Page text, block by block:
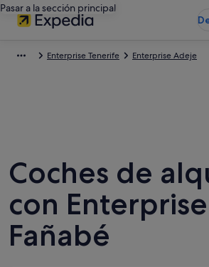
Pasar a la sección principal
Enterprise Tenerife Enterprise Adeje
Coches de
con
Fañabé